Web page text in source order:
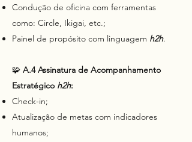
Condução de oficina com ferramentas
como: Circle, Ikigai, etc.;
Painel de propósito com linguagem h2h.
🧩 A.4 Assinatura de Acompanhamento
Estratégico h2h:
Check-in;
Atualização de metas com indicadores
humanos;